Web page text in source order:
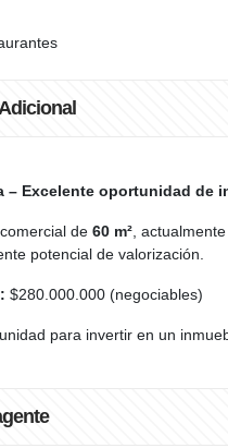
– Excelente oportunidad de
de 60 m² , actualmente
potencial de valorización.
$280.000.000 (negociables)
para invertir en un